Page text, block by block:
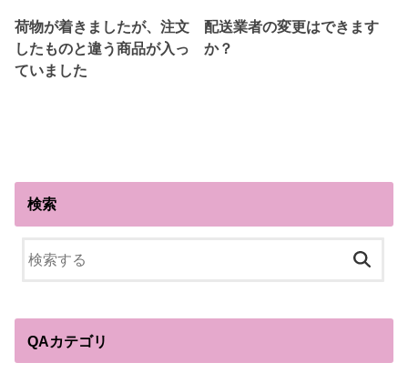
荷物が着きましたが、注文
したものと違う商品が入っ
ていました
配送業者の変更はできます
か？
検索
QAカテゴリ